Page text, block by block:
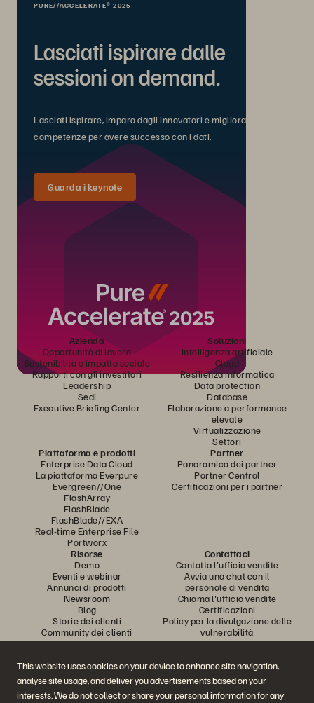
This website uses cookies on your device to enhance site navigation,
analyse site usage, and deliver you advertisements based on your
interests. We do not collect or share your personal information for any
PURE//ACCELERATE® 2025
Lasciati ispirare dalle
sessioni on demand.
Lasciati ispirare, impara dagli innovatori e migliora le tue
competenze per avere successo con i dati.
Guarda i keynote
Azienda
Opportunità di lavoro
Sostenibilità e impatto sociale
Rapporti con gli investitori
Leadership
Sedi
Executive Briefing Center
Soluzioni
Intelligenza artificiale
Cloud
Resilienza informatica
Data protection
Database
Elaborazione a performance
elevate
Virtualizzazione
Settori
Piattaforma e prodotti
Enterprise Data Cloud
La piattaforma Everpure
Evergreen//One
FlashArray
FlashBlade
FlashBlade//EXA
Real-time Enterprise File
Portworx
Partner
Panoramica dei partner
Partner Central
Certificazioni per i partner
Risorse
Demo
Eventi e webinar
Annunci di prodotti
Newsroom
Blog
Storie dei clienti
Community dei clienti
Articolo della knowledge base
Contattaci
Contatta l'ufficio vendite
Avvia una chat con il
personale di vendita
Chiama l'ufficio vendite
Certificazioni
Policy per la divulgazione delle
vulnerabilità
Partecipa alla conversazione
Segui tutti i canali social ufficiali di Everpure